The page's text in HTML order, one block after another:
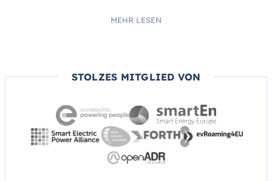
MEHR LESEN
STOLZES MITGLIED VON